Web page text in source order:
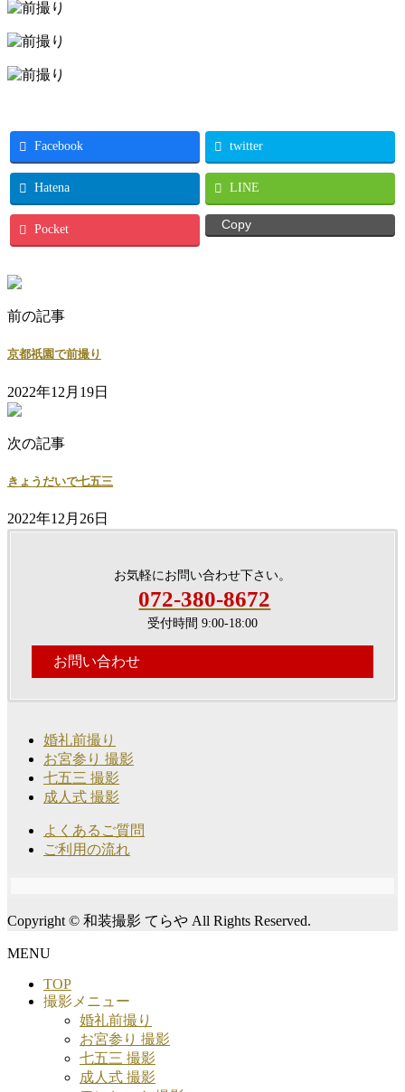
Facebook twitter
Hatena LINE
Pocket Copy
前の記事
京都祇園で前撮り
2022年12月19日
次の記事
きょうだいで七五三
2022年12月26日
お気軽にお問い合わせ下さい。
072-380-8672
受付時間 9:00-18:00
お問い合わせ
婚礼前撮り
お宮参り 撮影
七五三 撮影
成人式 撮影
よくあるご質問
ご利用の流れ
Copyright © 和装撮影 てらや All Rights Reserved.
MENU
TOP
撮影メニュー
婚礼前撮り
お宮参り 撮影
七五三 撮影
成人式 撮影